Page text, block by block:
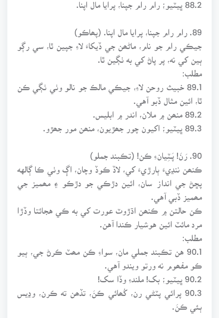
جيڪي رام جو نام، ماڻھن جي ڏيکاءَ لاءِ جپين ٿا، سي رڳو
ٻين کي نه، پر پاڻ کي به ٺڳين ٿا.
مطلب:
89.1 خبيث روحن لاءِ، جيڪي مالڪ جو نالو وٺي ٺڳي ڪن
ٿا، ائين مثال ڏبو آهي.
ڪنھن ننڍيءَ ٻارڙيءَ کي، لاڏ ڪوڏ وچان، اڳ وٺي ڪا ڳالهه
پڇڻ جي انداز سان، ائين دڙڪي جو دڙڪو ۽ مھميز جي
مھميز ڏبي آهي.
ڪن حالتن ۾ ڪنھن اڌڙوٽ عورت کي به ڪي هجائتا وڏڙا
مرد مائٽ ائين هوشيار ڪندا آهن.
مطلب:
90.1 هن تڪبند جملي مان، سواءِ ڪن مھٽ ڪرڻ جي، ٻيو
ڪو مفھوم نه ورتو ويندو آهي.
90.3 پرائي پٽڻي رن، کُھائي ڪنَ، تڏھن ته ڪرن، وڍيس